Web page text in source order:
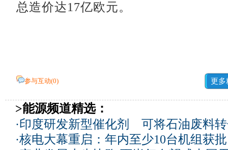
总造价达17亿欧元。
参与互动(0) 更多
>能源频道精选：
·印度研发新型催化剂 可将石油废料
·核电大幕重启：年内至少10台机组获